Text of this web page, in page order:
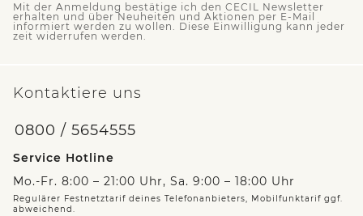
Mit der Anmeldung bestätige ich den CECIL Newsletter
erhalten und über Neuheiten und Aktionen per E-Mail
informiert werden zu wollen. Diese Einwilligung kann jeder
zeit widerrufen werden.
Kontaktiere uns
0800 / 5654555
Service Hotline
Mo.-Fr. 8:00 – 21:00 Uhr, Sa. 9:00 – 18:00 Uhr
Regulärer Festnetztarif deines Telefonanbieters, Mobilfunktarif ggf.
abweichend.